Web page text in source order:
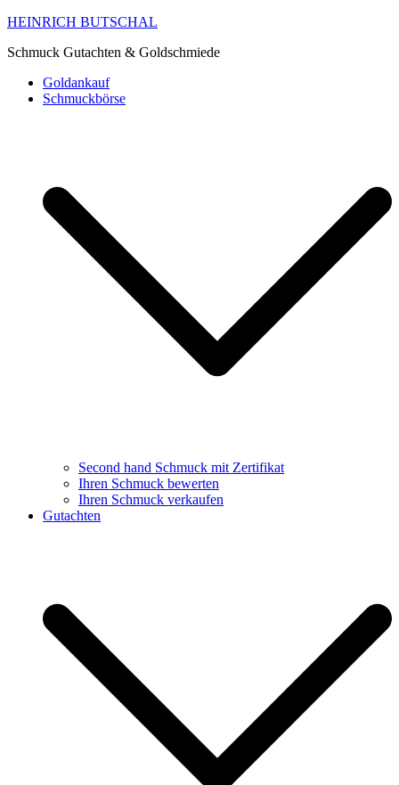
HEINRICH BUTSCHAL
Schmuck Gutachten & Goldschmiede
Goldankauf
Schmuckbörse
Second hand Schmuck mit Zertifikat
Ihren Schmuck bewerten
Ihren Schmuck verkaufen
Gutachten